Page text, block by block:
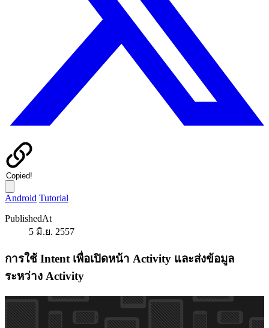
Copied!
Android Tutorial
PublishedAt
5 มิ.ย. 2557
การใช้ Intent เพื่อเปิดหน้า Activity และส่งข้อมูล
ระหว่าง Activity